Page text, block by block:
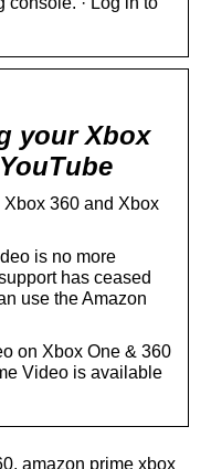
your Xbox
360 and Xbox
is no more
has ceased
use the Amazon
on Xbox One & 360
Video is available
amazon prime xbox